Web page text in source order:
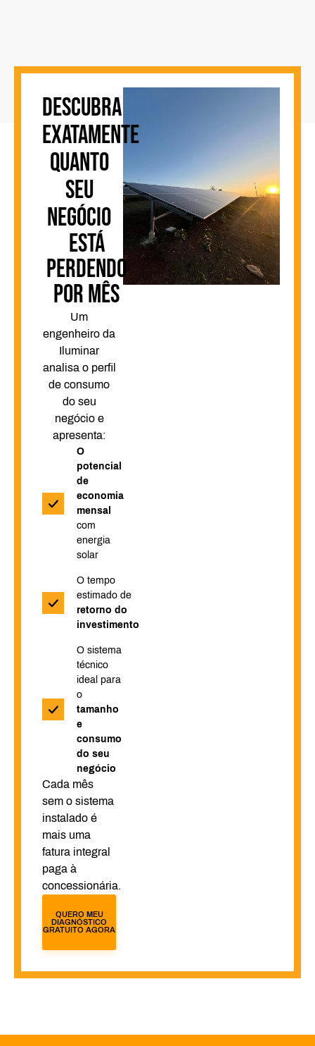
DESCUBRA
EXATAMENTE
QUANTO
SEU
NEGÓCIO
ESTÁ
PERDENDO
POR MÊS
Um
engenheiro da
Iluminar
analisa o perfil
de consumo
do seu
negócio e
apresenta:
O
potencial
de
economia
mensal
com
energia
solar
O tempo
estimado de
retorno do
investimento
O sistema
técnico
ideal para
o
tamanho
e
consumo
do seu
negócio
Cada mês
sem o sistema
instalado é
mais uma
fatura integral
paga à
concessionária.
QUERO MEU
DIAGNÓSTICO
GRATUITO AGORA